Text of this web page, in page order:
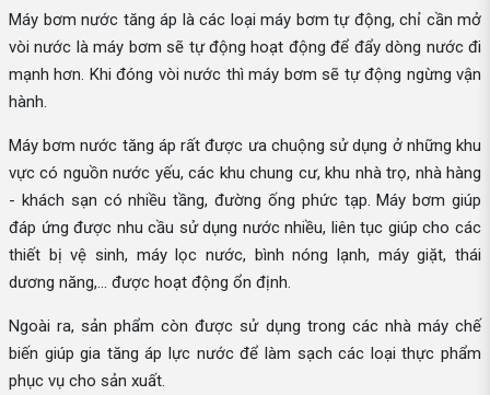
Máy bơm nước tăng áp là các loại máy bơm tự động, chỉ cần mở
vòi nước là máy bơm sẽ tự động hoạt động để đẩy dòng nước đi
mạnh hơn. Khi đóng vòi nước thì máy bơm sẽ tự động ngừng vận
hành.
Máy bơm nước tăng áp rất được ưa chuộng sử dụng ở những khu
vực có nguồn nước yếu, các khu chung cư, khu nhà trọ, nhà hàng
- khách sạn có nhiều tầng, đường ống phức tạp. Máy bơm giúp
đáp ứng được nhu cầu sử dụng nước nhiều, liên tục giúp cho các
thiết bị vệ sinh, máy lọc nước, bình nóng lạnh, máy giặt, thái
dương năng,... được hoạt động ổn định.
Ngoài ra, sản phẩm còn được sử dụng trong các nhà máy chế
biến giúp gia tăng áp lực nước để làm sạch các loại thực phẩm
phục vụ cho sản xuất.